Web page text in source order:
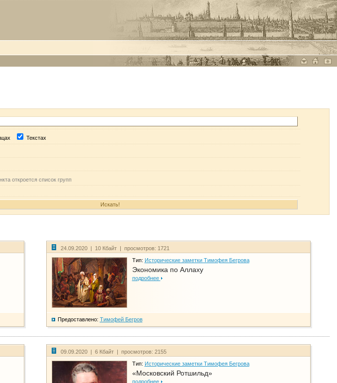
Текстах
откроется список групп
24.09.2020 | 10 Кбайт | просмотров: 1721
Тип: Исторические заметки Тимофея Бегрова
Экономика по Аллаху
подробнее
Предоставлено: Тимофей Бегров
09.09.2020 | 6 Кбайт | просмотров: 2155
Тип: Исторические заметки Тимофея Бегрова
«Московский Ротшильд»
подробнее